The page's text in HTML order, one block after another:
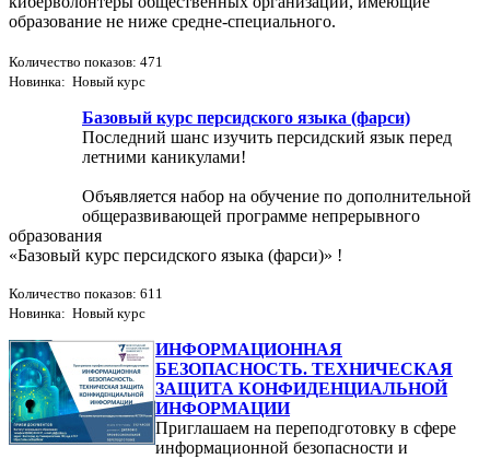
образование не ниже средне-специального.
Количество показов: 471
Новинка: Новый курс
Базовый курс персидского языка (фарси)
Последний шанс изучить персидский язык перед
летними каникулами!
Объявляется набор на обучение по дополнительной
общеразвивающей программе непрерывного
образования
«Базовый курс персидского языка (фарси)» !
Количество показов: 611
Новинка: Новый курс
ИНФОРМАЦИОННАЯ
БЕЗОПАСНОСТЬ. ТЕХНИЧЕСКАЯ
ЗАЩИТА КОНФИДЕНЦИАЛЬНОЙ
ИНФОРМАЦИИ
Приглашаем на переподготовку в сфере
информационной безопасности и